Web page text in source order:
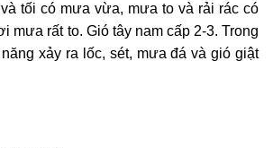
tối có mưa vừa, mưa to và rải rác có
mưa rất to. Gió tây nam cấp 2-3. Trong
xảy ra lốc, sét, mưa đá và gió giật